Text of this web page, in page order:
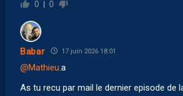
0 0
Babar 17 juin 2026 18:01
@Mathieu.a
As tu recu par mail le dernier episode de